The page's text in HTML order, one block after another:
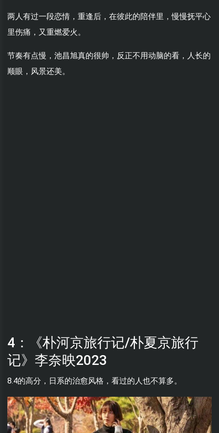
两人有过一段恋情，重逢后，在彼此的陪伴里，慢慢抚平心
里伤痛，又重燃爱火。
节奏有点慢，池昌旭真的很帅，反正不用动脑的看，人长的
顺眼，风景还美。
4：《朴河京旅行记/朴夏京旅行
记》李奈映2023
8.4的高分，日系的治愈风格，看过的人也不算多。